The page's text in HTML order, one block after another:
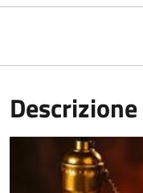
Descrizione